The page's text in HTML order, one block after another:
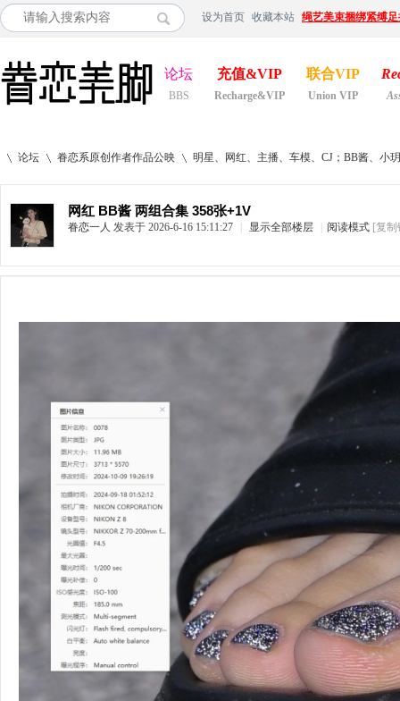
设为首页 收藏本站 绳艺美束捆绑紧缚
论坛
BBS
充值&VIP
Recharge&VIP
联合VIP
Union VIP
论坛
›
眷恋系原创作者作品公映
›
明星、网红、主播、车模、CJ；BB酱、小
网红 BB酱 两组合集 358张+1V
眷恋一人 发表于 2026-6-16 15:11:27 显示全部楼层 阅读模式 [复